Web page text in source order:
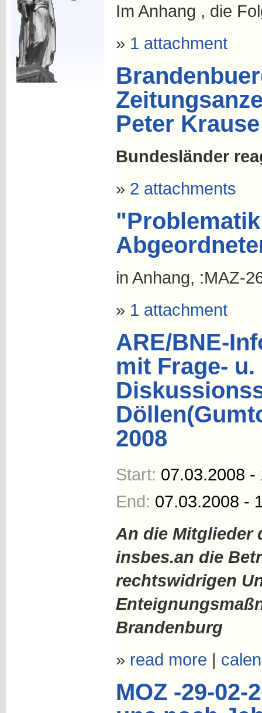
Im Anhang , die
» 1 attachment
Peter Krause
Bundesländer
» 2 attachments
in Anhang, :MAZ-
» 1 attachment
ARE/BNE-
mit Frage- u.
2008
Start: 07.03.2008 -
End: 07.03.2008 -
An die Mitglieder
insbes.an die
rechtswidrigen
Brandenburg
» read more |
MOZ -29-